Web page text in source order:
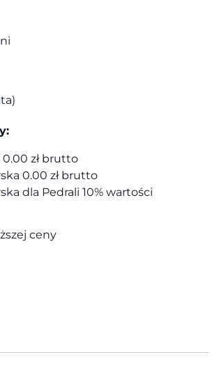
zł brutto
0.00 zł brutto
dla Pedrali 10% wartości
ceny